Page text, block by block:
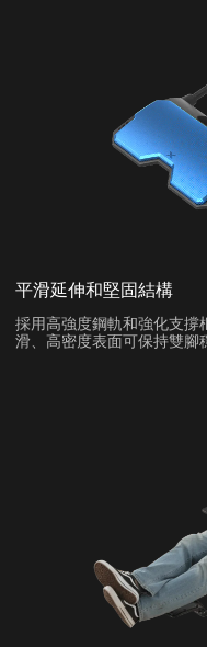
平滑延伸和堅固結構
採用高強度鋼軌和強化支
滑、高密度表面可保持雙腳